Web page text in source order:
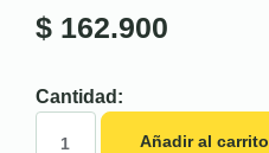
$ 162.900
Cantidad:
Añadir al carrito